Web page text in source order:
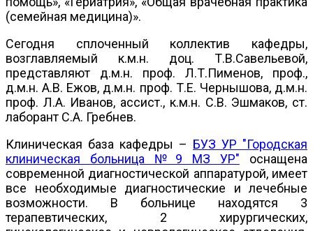
(семейная медицина)».
Сегодня сплоченный коллектив кафедры,
возглавляемый к.м.н. доц. Т.В.Савельевой,
представляют д.м.н. проф. Л.Т.Пименов, проф.,
д.м.н. А.В. Ежов, д.м.н. проф. Т.Е. Чернышова, д.м.н.
проф. Л.А. Иванов, ассист., к.м.н. С.В. Эшмаков, ст.
лаборант С.А. Гребнев.
Клиническая база кафедры – БУЗ УР "Городская
клиническая больница №9 МЗ УР" оснащена
современной диагностической аппаратурой, имеет
все необходимые диагностические и лечебные
возможности. В больнице находятся 3
терапевтических, 2 хирургических,